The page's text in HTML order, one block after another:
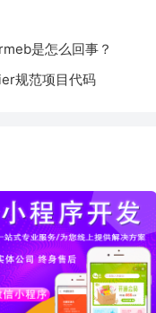
是怎么回事？
规范项目代码